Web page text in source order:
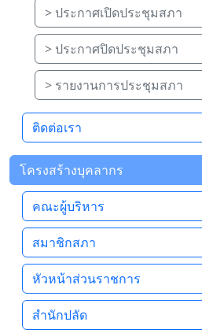
> ประกาศเปิดประชุมสภา
> ประกาศปิดประชุมสภา
> รายงานการประชุมสภา
ติดต่อเรา
โครงสร้างบุคลากร
คณะผู้บริหาร
สมาชิกสภา
หัวหน้าส่วนราชการ
สำนักปลัด